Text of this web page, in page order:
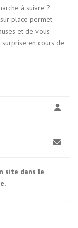
à suivre ?
place permet
et de vous
en cours de
site dans le